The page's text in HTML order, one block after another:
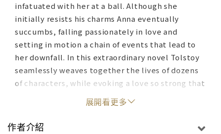
infatuated with her at a ball. Although she
initially resists his charms Anna eventually
succumbs, falling passionately in love and
setting in motion a chain of events that lead to
her downfall. In this extraordinary novel Tolstoy
seamlessly weaves together the lives of dozens
of characters, while evoking a love so strong that
those who experience it are prepared to die for
展開看更多
作者介紹